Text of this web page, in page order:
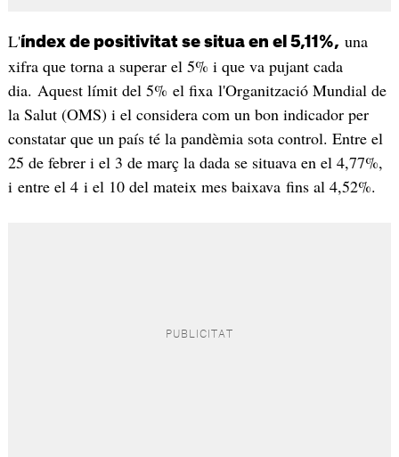
L'índex de positivitat se situa en el 5,11%, una
xifra que torna a superar el 5% i que va pujant cada
dia. Aquest límit del 5% el fixa l'Organització Mundial de
la Salut (OMS) i el considera com un bon indicador per
constatar que un país té la pandèmia sota control. Entre el
25 de febrer i el 3 de març la dada se situava en el 4,77%,
i entre el 4 i el 10 del mateix mes baixava fins al 4,52%.